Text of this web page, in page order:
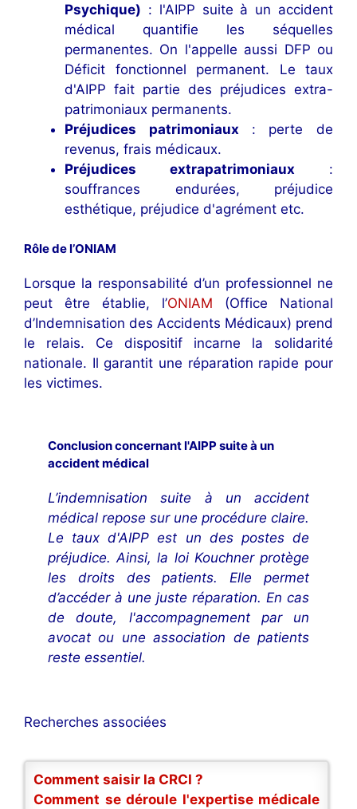
Psychique) : l'AIPP suite à un accident
médical quantifie les séquelles
permanentes. On l'appelle aussi DFP ou
Déficit fonctionnel permanent. Le taux
d'AIPP fait partie des préjudices extra-
patrimoniaux permanents.
Préjudices patrimoniaux : perte de
revenus, frais médicaux.
Préjudices extrapatrimoniaux :
souffrances endurées, préjudice
esthétique, préjudice d'agrément etc.
Rôle de l’ONIAM
Lorsque la responsabilité d’un professionnel ne
peut être établie, l’ONIAM (Office National
d’Indemnisation des Accidents Médicaux) prend
le relais. Ce dispositif incarne la solidarité
nationale. Il garantit une réparation rapide pour
les victimes.
Conclusion concernant l'AIPP suite à un
accident médical
L’indemnisation suite à un accident
médical repose sur une procédure claire.
Le taux d'AIPP est un des postes de
préjudice. Ainsi, la loi Kouchner protège
les droits des patients. Elle permet
d’accéder à une juste réparation. En cas
de doute, l'accompagnement par un
avocat ou une association de patients
reste essentiel.
Recherches associées
Comment saisir la CRCI ?
Comment se déroule l'expertise médicale